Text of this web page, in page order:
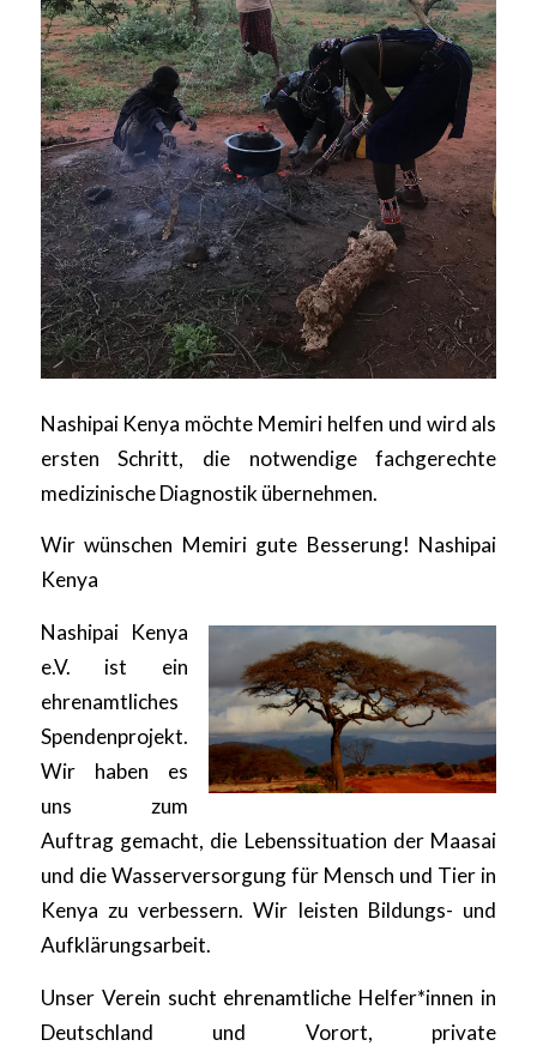
Nashipai Kenya möchte Memiri helfen und wird als
ersten Schritt, die notwendige fachgerechte
medizinische Diagnostik übernehmen.
Wir wünschen Memiri gute Besserung! Nashipai
Kenya
Nashipai Kenya
e.V. ist ein
ehrenamtliches
Spendenprojekt.
Wir haben es
uns zum
Auftrag gemacht, die Lebenssituation der Maasai
und die Wasserversorgung für Mensch und Tier in
Kenya zu verbessern. Wir leisten Bildungs- und
Aufklärungsarbeit.
Unser Verein sucht ehrenamtliche Helfer*innen in
Deutschland und Vorort, private